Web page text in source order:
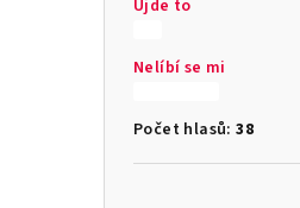
Ujde to
Nelíbí se mi
Počet hlasů:38